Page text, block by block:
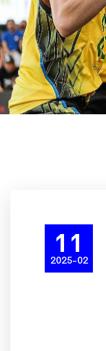
11
2025-02